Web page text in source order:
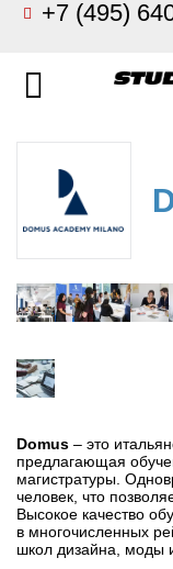
+7 (495)
Бизнес,
Искусство, мода,
Архитектура и
Языковые школы
Гостиничный бизнес,
Кулинарное
Бординговые школы
Другие направления
Domus – это
предлагающая
магистратуры.
человек, что
Высокое качество
в многочисленных
школ дизайна, моды
Главная
Направления
Блог
Контакты